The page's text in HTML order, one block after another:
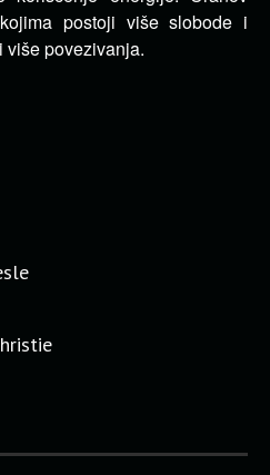
postoji više slobode i
više povezivanja.